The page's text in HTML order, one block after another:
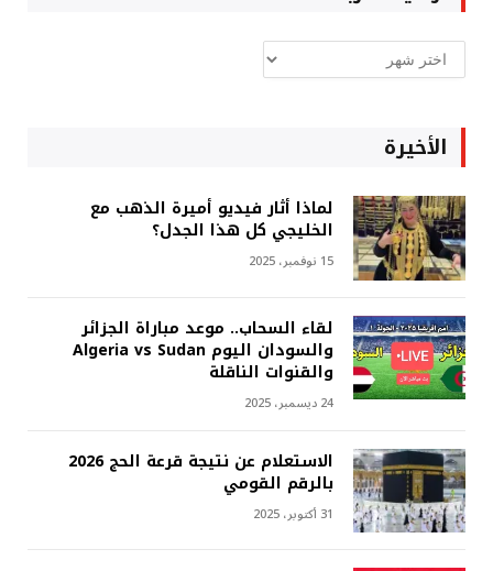
ارشيف
غربة
الأخيرة
لماذا أثار فيديو أميرة الذهب مع
الخليجي كل هذا الجدل؟
15 نوفمبر، 2025
لقاء السحاب.. موعد مباراة الجزائر
والسودان اليوم Algeria vs Sudan
والقنوات الناقلة
24 ديسمبر، 2025
الاستعلام عن نتيجة قرعة الحج 2026
بالرقم القومي
31 أكتوبر، 2025